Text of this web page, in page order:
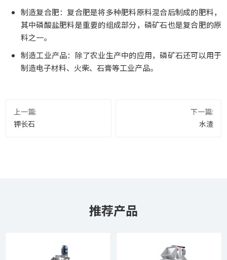
制造复合肥：复合肥是将多种肥料原料混合后制成的肥料，
其中磷酸盐肥料是重要的组成部分，磷矿石也是复合肥的原
料之一。
制造工业产品：除了农业生产中的应用，磷矿石还可以用于
制造电子材料、火柴、石膏等工业产品。
上一篇:
钾长石
下一篇:
水渣
推荐产品